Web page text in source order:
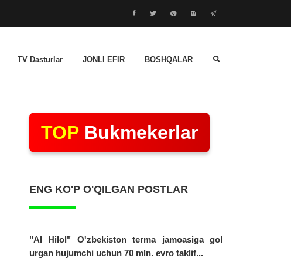
TV Dasturlar JONLI EFIR BOSHQALAR
TOP Bukmekerlar
ENG KO'P O'QILGAN POSTLAR
"Al Hilol" O'zbekiston terma jamoasiga gol
urgan hujumchi uchun 70 mln. evro taklif...